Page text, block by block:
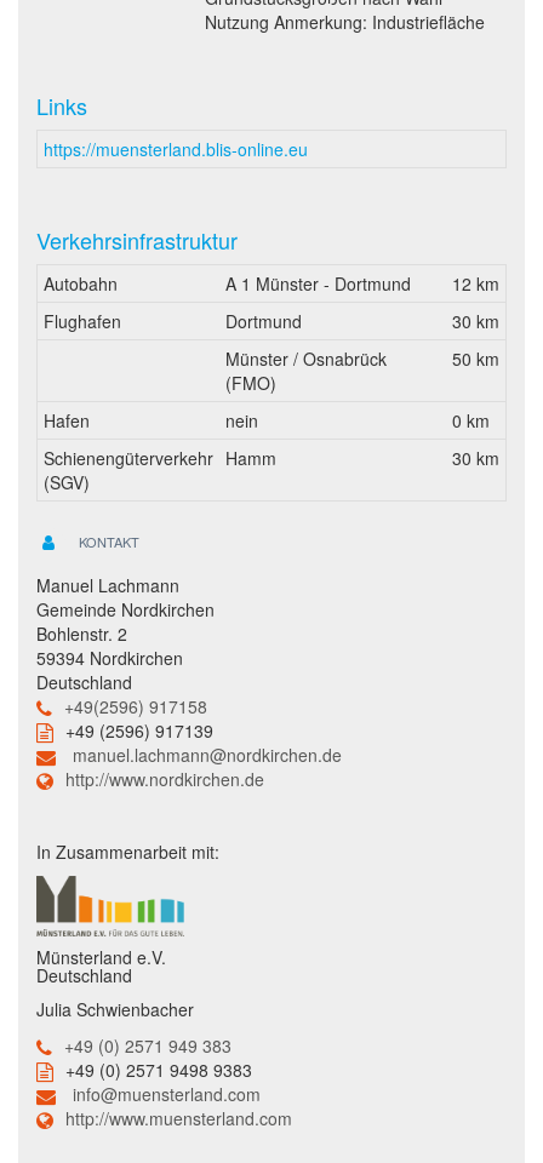
Nutzung Anmerkung: Industriefläche
Links
https://muensterland.blis-online.eu
Verkehrsinfrastruktur
Autobahn A 1 Münster - Dortmund
12 km
Flughafen
Dortmund
30 km
Münster / Osnabrück
(FMO)
50 km
Hafen nein
0 km
Schienengüterverkehr
(SGV)
Hamm 30 km
KONTAKT
Manuel Lachmann
Gemeinde Nordkirchen
Bohlenstr. 2
59394 Nordkirchen
Deutschland
+49(2596) 917158
+49 (2596) 917139
manuel.lachmann@nordkirchen.de
http://www.nordkirchen.de
In Zusammenarbeit mit:
Münsterland e.V.
Deutschland
Julia Schwienbacher
+49 (0) 2571 949 383
+49 (0) 2571 9498 9383
info@muensterland.com
http://www.muensterland.com